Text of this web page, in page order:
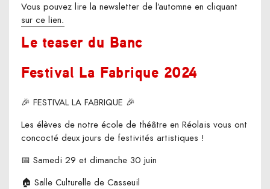
Vous pouvez lire la newsletter de l’automne en cliquant
sur ce lien.
Le teaser du Banc
Festival La Fabrique 2024
🎉 FESTIVAL LA FABRIQUE 🎉
Les élèves de notre école de théâtre en Réolais vous ont
concocté deux jours de festivités artistiques !
📅 Samedi 29 et dimanche 30 juin
🏠 Salle Culturelle de Casseuil